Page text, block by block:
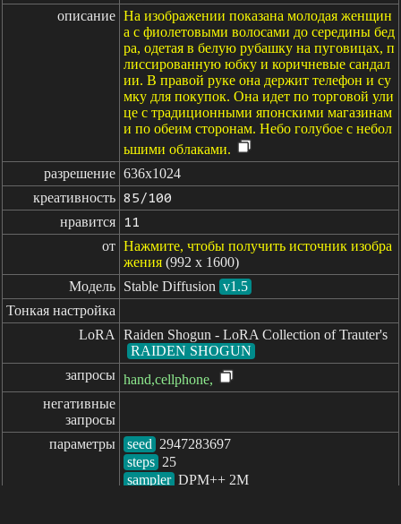
описание На изображении показана молодая женщин
а с фиолетовыми волосами до середины бед
ра, одетая в белую рубашку на пуговицах, п
лиссированную юбку и коричневые сандал
ии. В правой руке она держит телефон и су
мку для покупок. Она идет по торговой ули
це с традиционными японскими магазинам
и по обеим сторонам. Небо голубое с небол
ьшими облаками.
разрешение 636x1024
креативность 85/100
нравится 11
от Нажмите, чтобы получить источник изобра
жения (992 x 1600)
Модель Stable Diffusion v1.5
Тонкая настройка
LoRA
Raiden Shogun - LoRA Collection of Trauter's
RAIDEN SHOGUN
запросы hand,cellphone,
негативные
запросы
параметры
seed
steps
sampler